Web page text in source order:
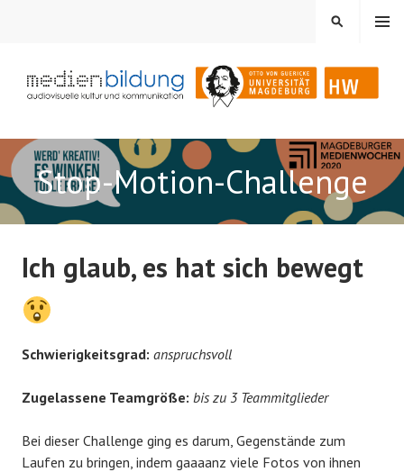
MEDIENBILDUNG
Audiovisuelle Kultur und Kommunikation
MENÜ
SUCHEN
Stop-Motion-Challenge
Ich glaub, es hat sich bewegt
Schwierigkeitsgrad: anspruchsvoll
Zugelassene Teamgröße: bis zu 3 Teammitglieder
Bei dieser Challenge ging es darum, Gegenstände zum
Laufen zu bringen, indem gaaaanz viele Fotos von ihnen